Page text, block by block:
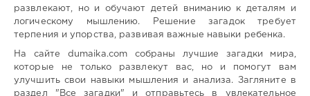
развлекают, но и обучают детей вниманию к деталям и
логическому мышлению. Решение загадок требует
терпения и упорства, развивая важные навыки ребенка.
На сайте dumaika.com собраны лучшие загадки мира,
которые не только развлекут вас, но и помогут вам
улучшить свои навыки мышления и анализа. Загляните в
раздел "Все загадки" и отправьтесь в увлекательное